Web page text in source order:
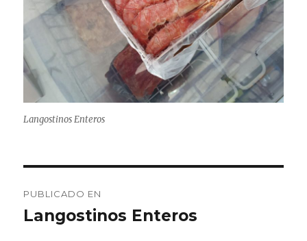
Langostinos Enteros
de
PUBLICADO EN
Langostinos Enteros